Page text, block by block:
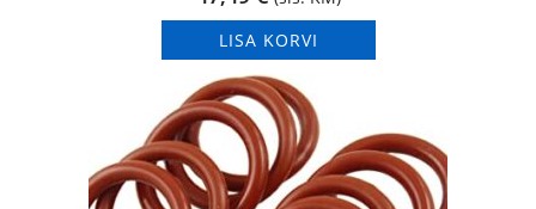
LISA KORVI